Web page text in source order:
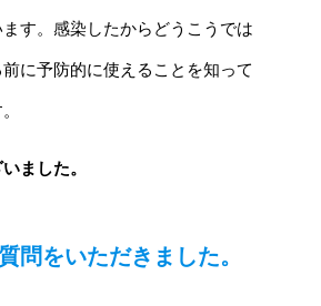
す。感染したからどうこうでは
に予防的に使えることを知って
ました。
をいただきました。